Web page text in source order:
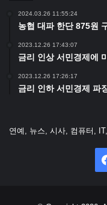
2024.03.26 11:55:24
농협 대파 한단 875원
2023.12.26 17:43:07
금리 인상 서민경제에
2023.12.26 17:26:17
금리 인하 서민경제 파
연예, 뉴스, 시사, 컴퓨터,